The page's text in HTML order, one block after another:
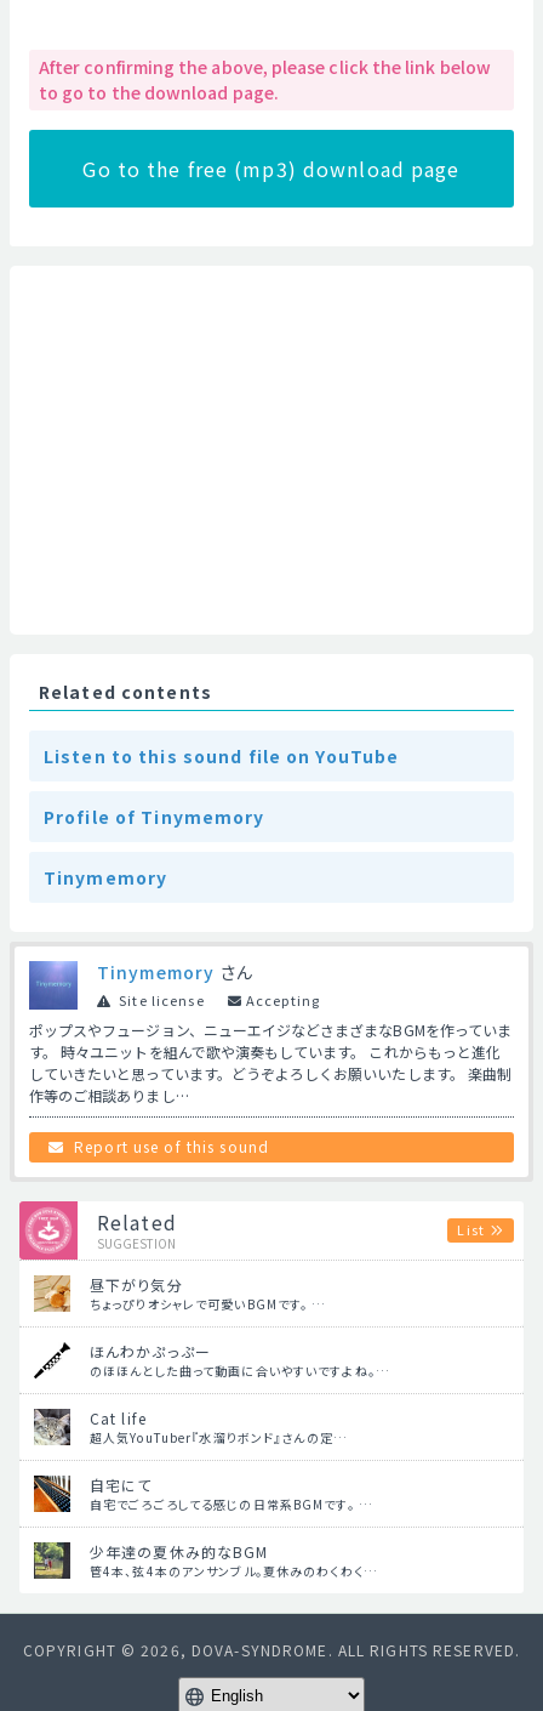
After confirming the above, please click the link below
to go to the download page.
Go to the free (mp3) download page
Related contents
Listen to this sound file on YouTube
Profile of Tinymemory
Tinymemory
Tinymemory さん
Site license Accepting
ポップスやフュージョン、ニューエイジなどさまざまなBGMを作っていま
す。 時々ユニットを組んで歌や演奏もしています。 これからもっと進化
していきたいと思っています。どうぞよろしくお願いいたします。 楽曲制
作等のご相談ありまし…
Report use of this sound
Related
SUGGESTION
List
昼下がり気分
ちょっぴりオシャレで可愛いBGMです。 …
ほんわかぷっぷー
のほほんとした曲って動画に合いやすいですよね。…
Cat life
超人気YouTuber『水溜りボンド』さんの定…
自宅にて
自宅でごろごろしてる感じの日常系BGMです。 …
少年達の夏休み的なBGM
管4本、弦4本のアンサンブル。夏休みのわくわく…
COPYRIGHT © 2026, DOVA-SYNDROME. ALL RIGHTS RESERVED.